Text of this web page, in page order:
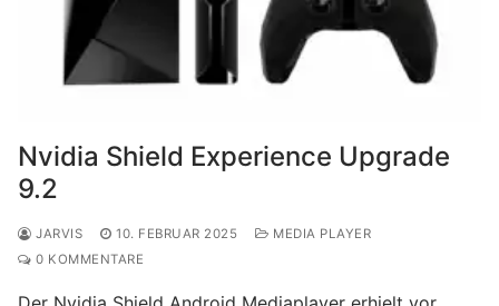
Nvidia Shield Experience Upgrade
9.2
JARVIS 10. FEBRUAR 2025
MEDIA PLAYER
0 KOMMENTARE